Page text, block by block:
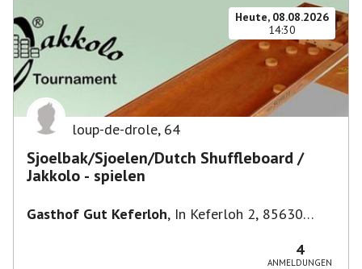
Heute, 08.08.2026
14:30
loup-de-drole, 64
Sjoelbak/Sjoelen/Dutch Shuffleboard /
Jakkolo - spielen
Gasthof Gut Keferloh, In Keferloh 2, 85630
4
ANMELDUNGEN